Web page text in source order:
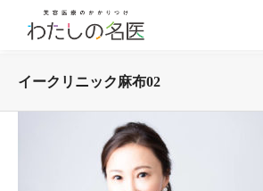
イークリニック麻布02